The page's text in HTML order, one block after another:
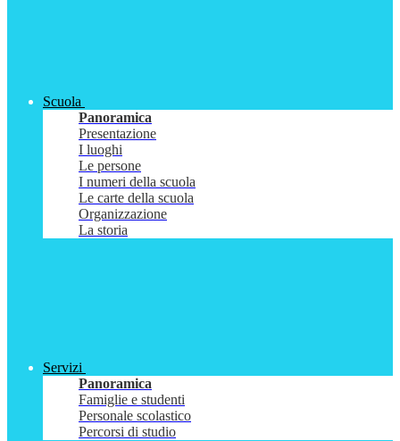
Scuola
Panoramica
Presentazione
I luoghi
Le persone
I numeri della scuola
Le carte della scuola
Organizzazione
La storia
Servizi
Panoramica
Famiglie e studenti
Personale scolastico
Percorsi di studio